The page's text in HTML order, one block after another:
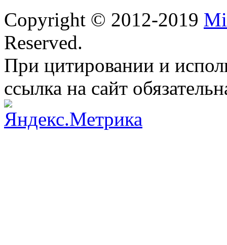
Copyright © 2012-2019
Reserved.
При цитировании и
ссылка на сайт